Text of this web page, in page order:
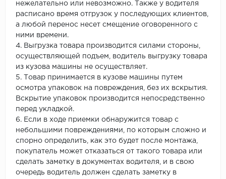
нежелательно или невозможно. Также у водителя
расписано время отгрузок у последующих клиентов,
а любой перенос несет смещение оговоренного с
ними времени.
4. Выгрузка товара производится силами стороны,
осуществляющей подъем, водитель выгрузку товара
из кузова машины не осуществляет.
5. Товар принимается в кузове машины путем
осмотра упаковок на повреждения, без их вскрытия.
Вскрытие упаковок производится непосредственно
перед укладкой.
6. Если в ходе приемки обнаружится товар с
небольшими повреждениями, по которым сложно и
спорно определить, как это будет после монтажа,
покупатель может отказаться от такого товара или
сделать заметку в документах водителя, и в свою
очередь водитель должен сделать заметку в